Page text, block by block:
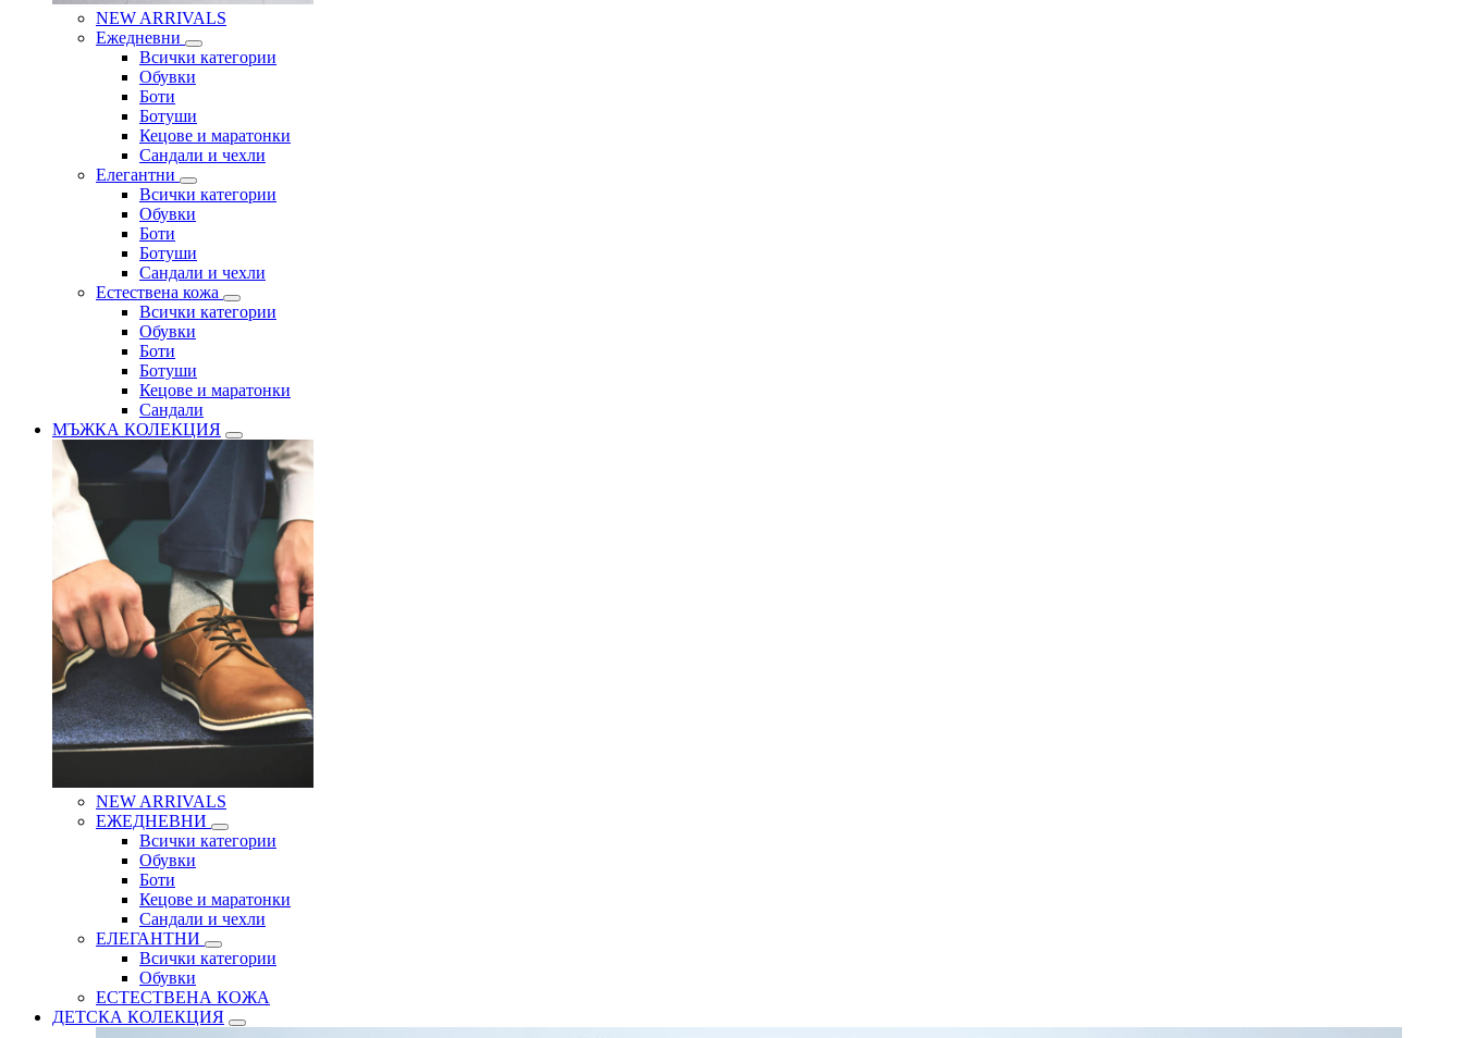
NEW ARRIVALS
Ежедневни
Всички категории
Обувки
Боти
Ботуши
Кецове и маратонки
Сандали и чехли
Елегантни
Всички категории
Обувки
Боти
Ботуши
Сандали и чехли
Естествена кожа
Всички категории
Обувки
Боти
Ботуши
Кецове и маратонки
Сандали
МЪЖКА КОЛЕКЦИЯ
NEW ARRIVALS
ЕЖЕДНЕВНИ
Всички категории
Обувки
Боти
Кецове и маратонки
Сандали и чехли
ЕЛЕГАНТНИ
Всички категории
Обувки
ЕСТЕСТВЕНА КОЖА
ДЕТСКА КОЛЕКЦИЯ